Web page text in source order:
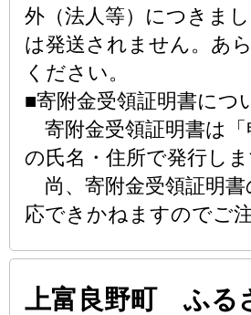
外（法人等）につきま
は発送されません。あ
ください。
■寄附金受領証明書につ
寄附金受領証明書は「
の氏名・住所で発行しま
尚、寄附金受領証明書
応できかねますのでご
上富良野町 ふる